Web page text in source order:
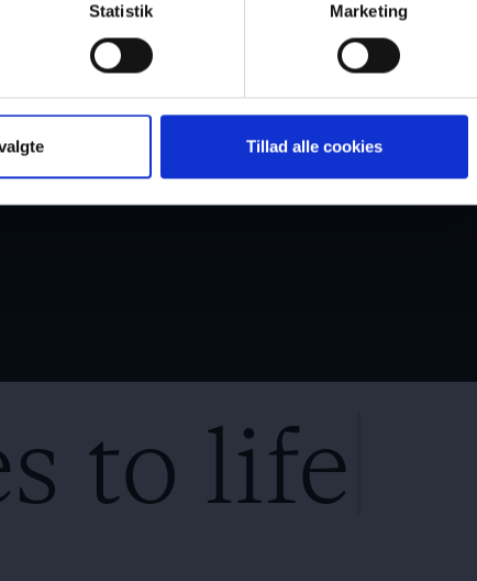
Statistik Marketing
Tillad alle cookies
→
to life